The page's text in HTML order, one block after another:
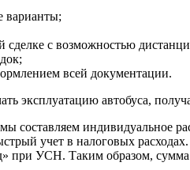
варианты;
сделке с возможностью
всей документации.
эксплуатацию автобуса,
составляем индивидуальное
учет в налоговых
при УСН. Таким образом, сумма